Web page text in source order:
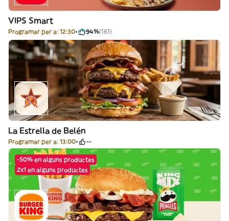
VIPS Smart
Programar per a: 12:30 94%(161)
La Estrella de Belén
Programar per a: 13:00 --
-50% en alguns productes
2x1 en alguns productes